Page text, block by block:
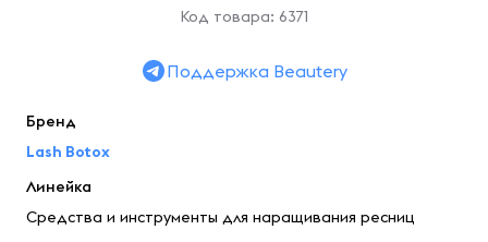
Код товара: 6371
Поддержка Beautery
Бренд
Lash Botox
Линейка
Средства и инструменты для наращивания ресниц